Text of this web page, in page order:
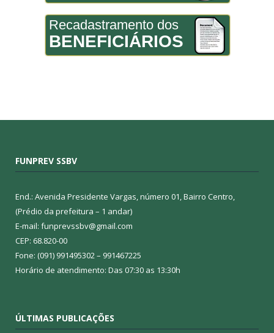
Recadastramento dos
BENEFICIÁRIOS
FUNPREV SSBV
End.: Avenida Presidente Vargas, número 01, Bairro Centro,
(Prédio da prefeitura – 1 andar)
E-mail: funprevssbv@gmail.com
CEP: 68.820-00
Fone: (091) 991495302 – 991467225
Horário de atendimento: Das 07:30 as 13:30h
ÚLTIMAS PUBLICAÇÕES